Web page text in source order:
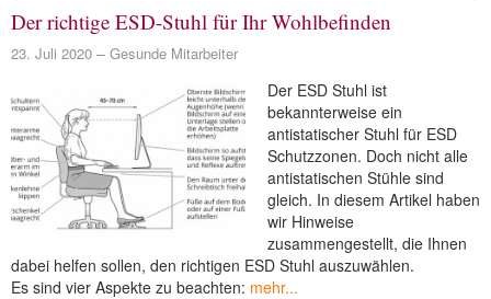
Der richtige ESD-Stuhl für Ihr Wohlbefinden
23. Juli 2020 Gesunde Mitarbeiter
Der ESD Stuhl ist
bekannterweise ein
antistatischer Stuhl für ESD
Schutzzonen. Doch nicht alle
antistatischen Stühle sind
gleich. In diesem Artikel haben
wir Hinweise
zusammengestellt, die Ihnen
dabei helfen sollen, den richtigen ESD Stuhl auszuwählen.
Es sind vier Aspekte zu beachten: mehr...